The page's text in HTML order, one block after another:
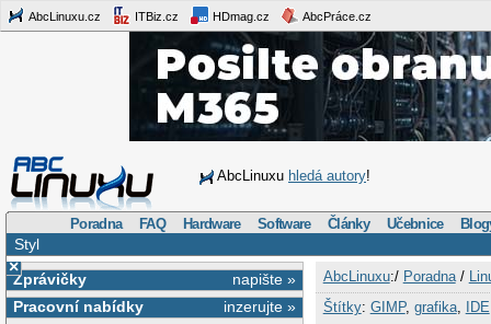
AbcLinuxu.cz ITBiz.cz HDmag.cz AbcPráce.cz
AbcLinuxu hledá autory!
Poradna FAQ Hardware Software Články Učebnice
Styl
×
napište »
Zprávičky
inzerujte »
Pracovní nabídky
AbcLinuxu:/ Poradna/
Štítky: GIMP, grafika, IDE